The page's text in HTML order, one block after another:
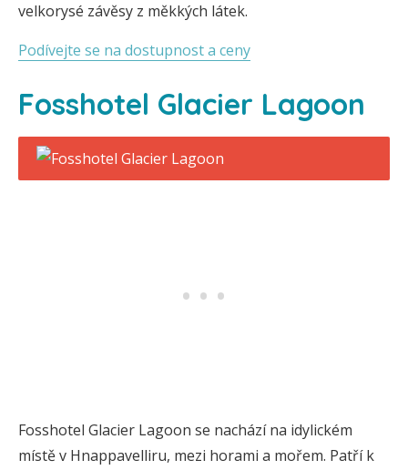
velkorysé závěsy z měkkých látek.
Podívejte se na dostupnost a ceny
Fosshotel Glacier Lagoon
Fosshotel Glacier Lagoon se nachází na idylickém
místě v Hnappavelliru, mezi horami a mořem. Patří k